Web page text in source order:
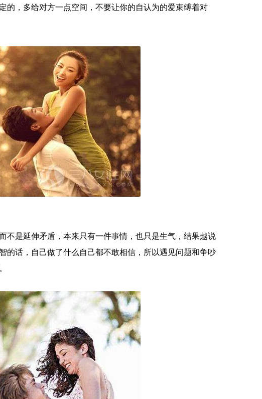
的，多给对方一点空间，不要让你的自认为的爱束缚着对
是延伸矛盾，本来只有一件事情，也只是生气，结果越说
的话，自己做了什么自己都不敢相信，所以遇见问题和争吵